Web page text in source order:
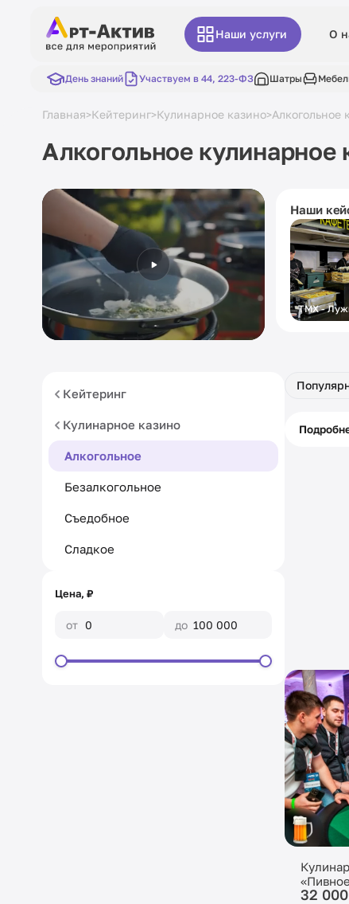
Наши услуги О
День знаний Участвуем в 44, 223-ФЗ Шатры
Главная>Кейтеринг>Кулинарное казино>Алкогольное
Алкогольное кулинарное
Наши
ТМХ -
Кейтеринг
Кулинарное казино
Алкогольное
Безалкогольное
Съедобное
Сладкое
Цена, ₽
от до
32 000